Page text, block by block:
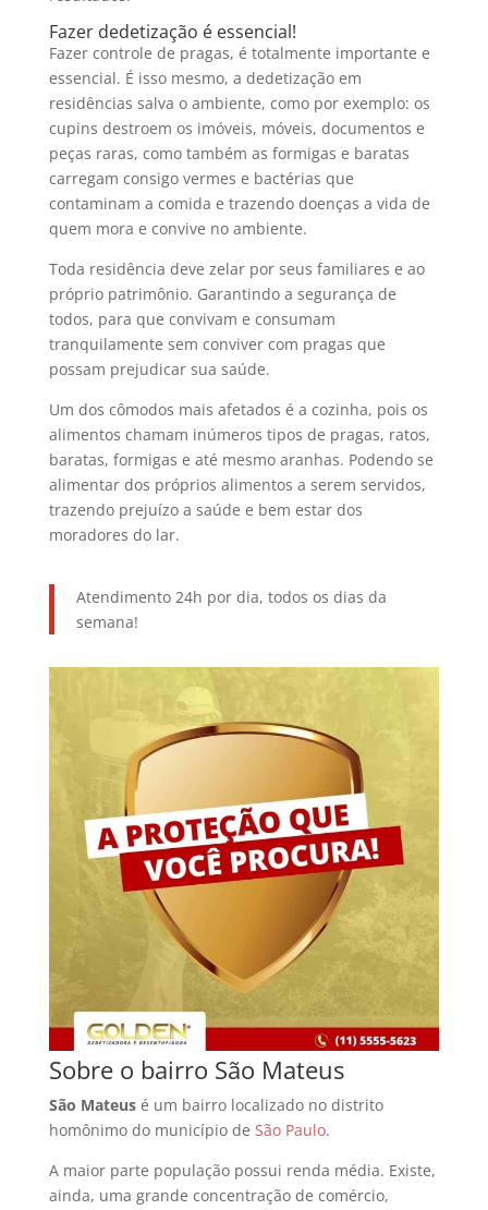
Fazer dedetização é essencial!
Fazer controle de pragas, é totalmente importante e
essencial. É isso mesmo, a dedetização em
residências salva o ambiente, como por exemplo: os
cupins destroem os imóveis, móveis, documentos e
peças raras, como também as formigas e baratas
carregam consigo vermes e bactérias que
contaminam a comida e trazendo doenças a vida de
quem mora e convive no ambiente.
Toda residência deve zelar por seus familiares e ao
próprio patrimônio. Garantindo a segurança de
todos, para que convivam e consumam
tranquilamente sem conviver com pragas que
possam prejudicar sua saúde.
Um dos cômodos mais afetados é a cozinha, pois os
alimentos chamam inúmeros tipos de pragas, ratos,
baratas, formigas e até mesmo aranhas. Podendo se
alimentar dos próprios alimentos a serem servidos,
trazendo prejuízo a saúde e bem estar dos
moradores do lar.
Atendimento 24h por dia, todos os dias da
semana!
Sobre o bairro São Mateus
São Mateusé um bairro localizado no distrito
homônimo do município de São Paulo.
A maior parte população possui renda média. Existe,
ainda, uma grande concentração de comércio,